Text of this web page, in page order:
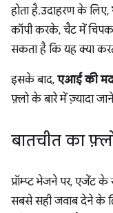
होता है. उदाहरण के लिए,
कॉपी करके, चैट में
सकता है कि यह क्या
इसके बाद, एआई की
फ़्लो के बारे में ज़्यादा जानें.
बातचीत का
प्रॉम्प्ट भेजने पर, एजेंट के
सबसे सही जवाब देने के